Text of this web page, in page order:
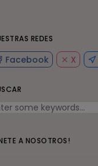
REDES
Facebook X
A NOSOTROS!